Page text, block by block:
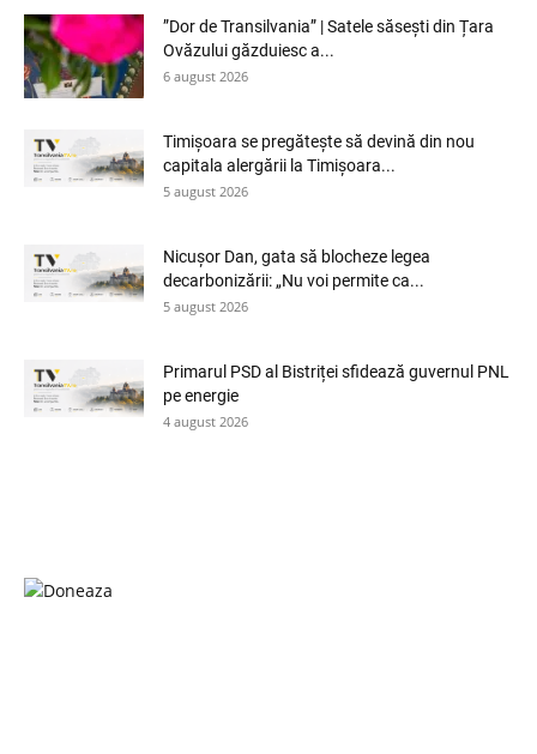
”Dor de Transilvania” | Satele săsești din Țara
Ovăzului găzduiesc a...
6 august 2026
Timișoara se pregătește să devină din nou
capitala alergării la Timișoara...
5 august 2026
Nicușor Dan, gata să blocheze legea
decarbonizării: „Nu voi permite ca...
5 august 2026
Primarul PSD al Bistriței sfidează guvernul PNL
pe energie
4 august 2026